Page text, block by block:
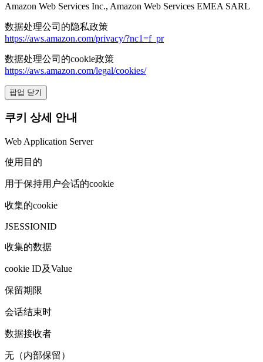
Amazon Web Services Inc., Amazon Web Services EMEA SARL
数据处理公司的隐私政策
https://aws.amazon.com/privacy/?nc1=f_pr
数据处理公司的cookie政策
https://aws.amazon.com/legal/cookies/
팝업 닫기
쿠키 상세 안내
Web Application Server
使用目的
用于保持用户会话的cookie
收集的cookie
JSESSIONID
收集的数据
cookie ID及Value
保留期限
会话结束时
数据接收者
无（内部保留）